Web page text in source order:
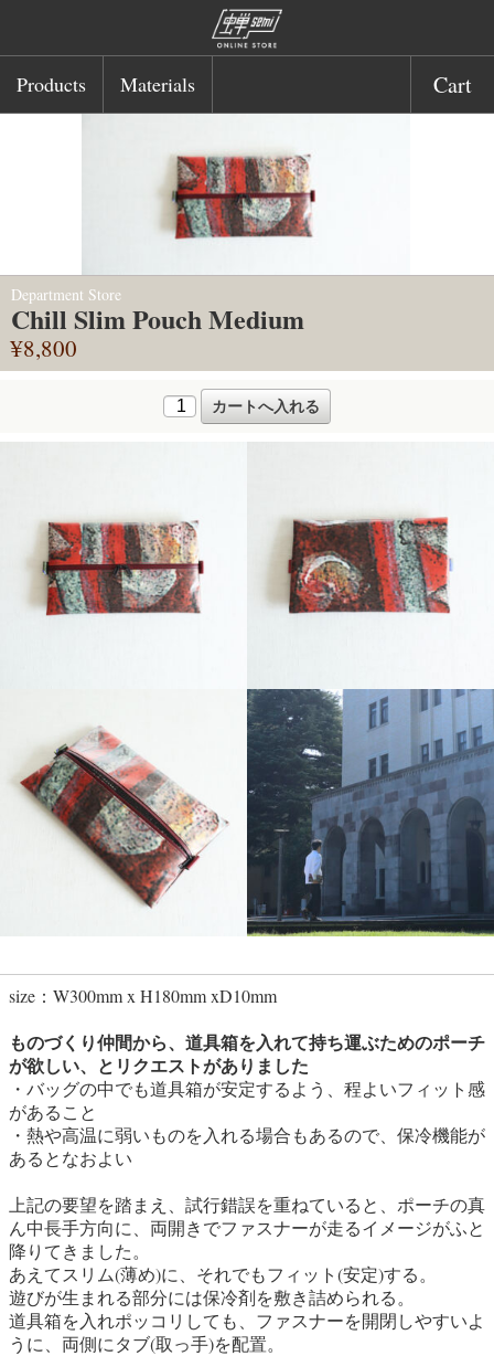
Products Materials Cart
Department Store
Chill Slim Pouch Medium
¥8,800
size：W300mm x H180mm xD10mm
ものづくり仲間から、道具箱を入れて持ち運ぶためのポーチ
が欲しい、とリクエストがありました
・バッグの中でも道具箱が安定するよう、程よいフィット感
があること
・熱や高温に弱いものを入れる場合もあるので、保冷機能が
あるとなおよい
上記の要望を踏まえ、試行錯誤を重ねていると、ポーチの真
ん中長手方向に、両開きでファスナーが走るイメージがふと
降りてきました。
あえてスリム(薄め)に、それでもフィット(安定)する。
遊びが生まれる部分には保冷剤を敷き詰められる。
道具箱を入れポッコリしても、ファスナーを開閉しやすいよ
うに、両側にタブ(取っ手)を配置。